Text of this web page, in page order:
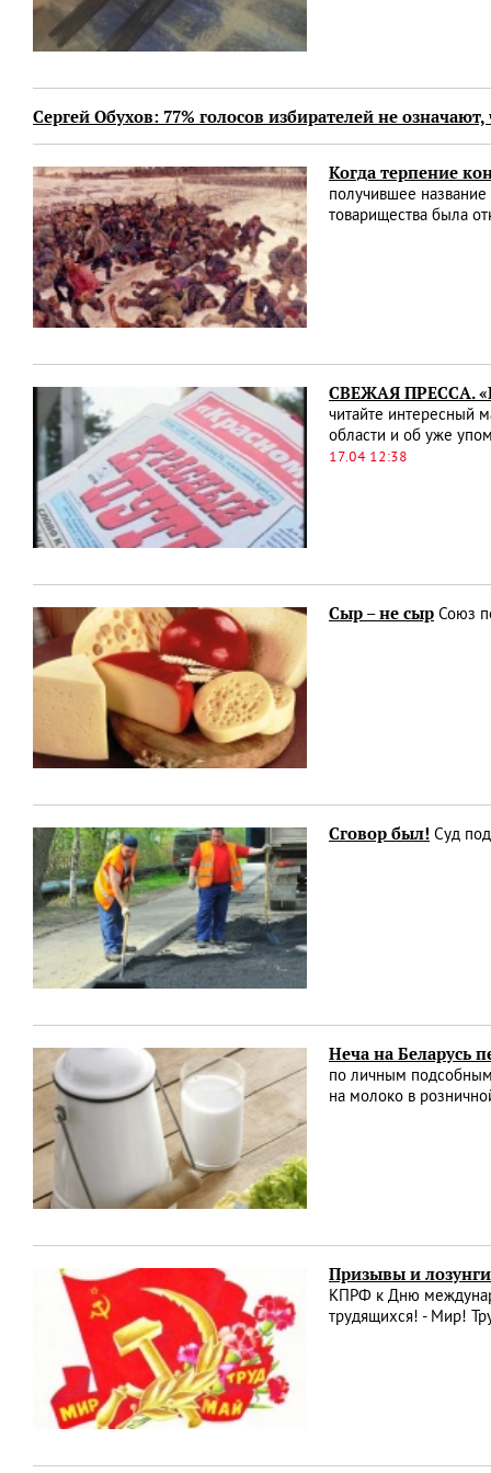
Сергей Обухов: 77% голосов избирателей не
Когда терпение
получившее
товарищества была
СВЕЖАЯ ПРЕССА.
читайте интересный
области и об уже
17.04 12:38
Сыр – не сыр Союз
Сговор был! Суд
Неча на Беларусь
по личным подсобным
на молоко в
Призывы и
КПРФ к Дню
трудящихся! - Мир!